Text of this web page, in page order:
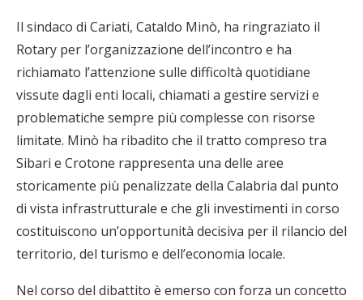
Il sindaco di Cariati, Cataldo Minò, ha ringraziato il
Rotary per l’organizzazione dell’incontro e ha
richiamato l’attenzione sulle difficoltà quotidiane
vissute dagli enti locali, chiamati a gestire servizi e
problematiche sempre più complesse con risorse
limitate. Minò ha ribadito che il tratto compreso tra
Sibari e Crotone rappresenta una delle aree
storicamente più penalizzate della Calabria dal punto
di vista infrastrutturale e che gli investimenti in corso
costituiscono un’opportunità decisiva per il rilancio del
territorio, del turismo e dell’economia locale.
Nel corso del dibattito è emerso con forza un concetto